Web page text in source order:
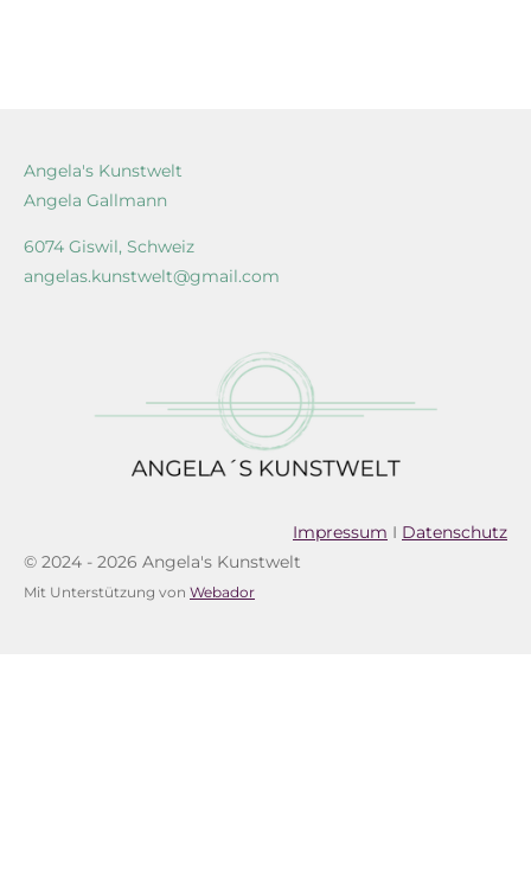
Angela's Kunstwelt
Angela Gallmann
6074 Giswil, Schweiz
angelas.kunstwelt@gmail.com
Impressum I Datenschutz
© 2024 - 2026 Angela's Kunstwelt
Mit Unterstützung von Webador